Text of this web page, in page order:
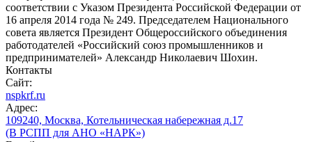
соответствии с Указом Президента Российской Федерации от
16 апреля 2014 года № 249. Председателем Национального
совета является Президент Общероссийского объединения
работодателей «Российский союз промышленников и
предпринимателей» Александр Николаевич Шохин.
Контакты
Сайт:
nspkrf.ru
Адрес:
109240, Москва, Котельническая набережная д.17
(В РСПП для АНО «НАРК»)